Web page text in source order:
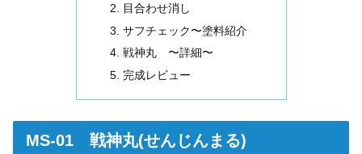
目合わせ消し
サフチェック〜塗料紹介
戦神丸 〜詳細〜
完成レビュー
MS-01 戦神丸(せんじんまる)